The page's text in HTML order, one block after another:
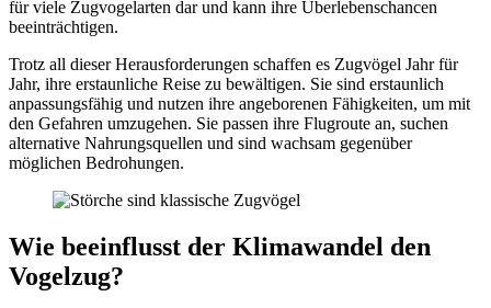
für viele Zugvogelarten dar und kann ihre Überlebenschancen
beeinträchtigen.
Trotz all dieser Herausforderungen schaffen es Zugvögel Jahr für
Jahr, ihre erstaunliche Reise zu bewältigen. Sie sind erstaunlich
anpassungsfähig und nutzen ihre angeborenen Fähigkeiten, um mit
den Gefahren umzugehen. Sie passen ihre Flugroute an, suchen
alternative Nahrungsquellen und sind wachsam gegenüber
möglichen Bedrohungen.
Wie beeinflusst der Klimawandel den
Vogelzug?